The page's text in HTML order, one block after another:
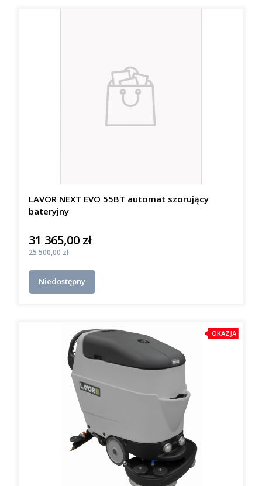
LAVOR NEXT EVO 55BT automat szorujący
bateryjny
Cena
31 365,00 zł
Cena
25 500,00 zł
Niedostępny
OKAZJA